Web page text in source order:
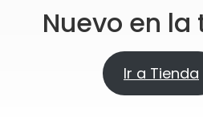
Nuevo en la
Ir a Tienda